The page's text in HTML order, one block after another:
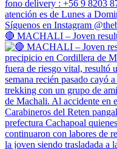
🔴 MACHALI – Joven